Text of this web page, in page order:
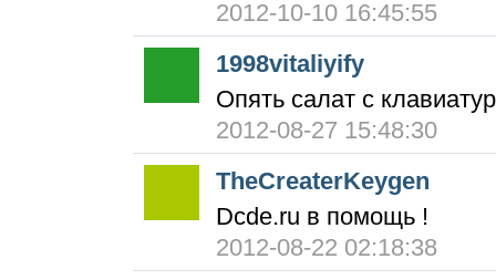
2012-10-10 16:45:55
1998vitaliyify
Опять салат с
2012-08-27 15:48:30
TheCreaterKeygen
Dcde.ru в помощь !
2012-08-22 02:18:38